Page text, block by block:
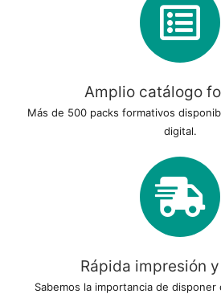
Amplio catálogo
Más de 500 packs formativos
digital.
Rápida impresión
Sabemos la importancia de